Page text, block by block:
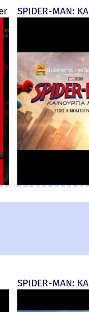
(μεταγλ)
SPIDER-MAN:
SPIDER-MAN: